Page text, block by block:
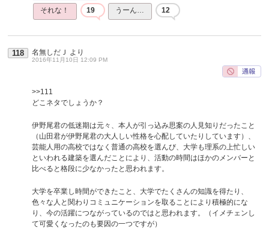
それな！ 19 うーん… 12
118 名無しだＪ より
2016年11月10日 12:09 PM
>>111
どこネタでしょうか？
伊野尾君の低迷期は元々、本人が引っ込み思案の人見知りだったこと
（山田君が伊野尾君の大人しい性格を心配していたりしています）、
芸能人用の高校ではなく普通の高校を選んび、大学も理系の上忙しい
といわれる建築を選んだことにより、活動の時間はほかのメンバーと
比べると格段に少なかったと思われます。
大学を卒業し時間ができたこと、大学でたくさんの知識を得たり、
色々な人と関わりコミュニケーションを取ることにより積極的にな
り、今の活躍につながっているのではと思われます。（イメチェンし
て可愛くなったのも要因の一つですが）